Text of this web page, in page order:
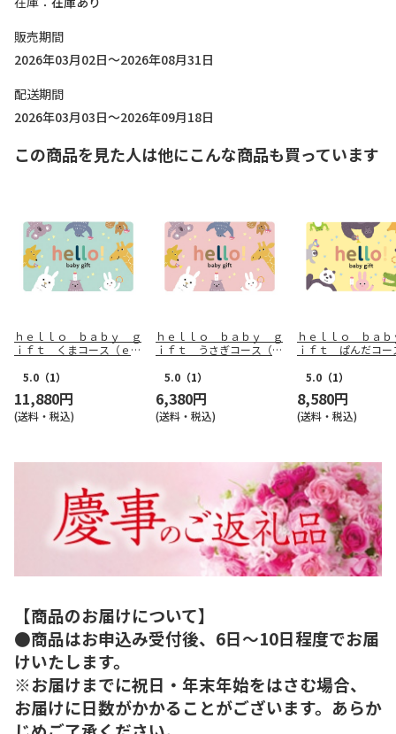
販売期間
2026年03月02日～2026年08月31日
配送期間
2026年03月03日～2026年09月18日
この商品を見た人は他にこんな商品も買っています
ｈｅｌｌｏ ｂａｂｙ ｇ
ｉｆｔ くまコース（ｅ－
5.0 （1）
11,880円
(送料・税込)
ｈｅｌｌｏ ｂａｂｙ ｇ
ｉｆｔ うさぎコース（ｅ
5.0 （1）
6,380円
(送料・税込)
ｈｅｌｌｏ ｂａ
ｉｆｔ ぱんだコー
5.0 （1）
8,580円
(送料・税込)
【商品のお届けについて】
●商品はお申込み受付後、6日～10日程度でお届
けいたします。
※お届けまでに祝日・年末年始をはさむ場合、
お届けに日数がかかることがございます。あらか